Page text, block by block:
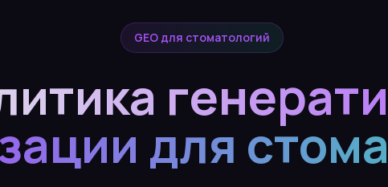
GEO для стоматологий
для